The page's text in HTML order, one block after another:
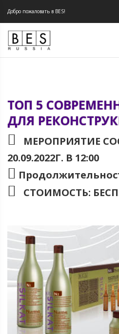
Добро пожаловать в BES!
ТОП 5
ДЛЯ
МЕРОПРИЯТИЕ
20.09.2022Г. В 12:00
СТОИМОСТЬ: